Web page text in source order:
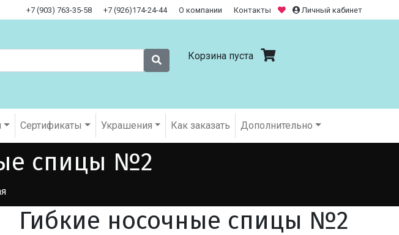
+7 (903) 763-35-58 +7 (926)174-24-44 О компании Контакты Личный кабинет
Корзина пуста
Cертификаты Украшения Как заказать Дополнительно
спицы №2
Гибкие носочные спицы №2